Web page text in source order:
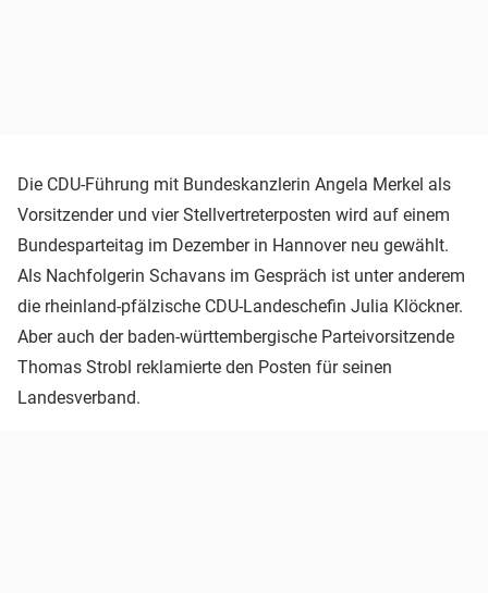
Die CDU-Führung mit Bundeskanzlerin Angela Merkel als
Vorsitzender und vier Stellvertreterposten wird auf einem
Bundesparteitag im Dezember in Hannover neu gewählt.
Als Nachfolgerin Schavans im Gespräch ist unter anderem
die rheinland-pfälzische CDU-Landeschefin Julia Klöckner.
Aber auch der baden-württembergische Parteivorsitzende
Thomas Strobl reklamierte den Posten für seinen
Landesverband.